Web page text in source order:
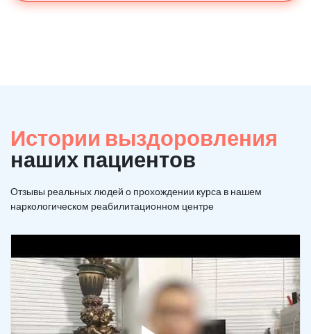
Истории выздоровления
наших пациентов
Отзывы реальных людей о прохождении курса в нашем
наркологическом реабилитационном центре